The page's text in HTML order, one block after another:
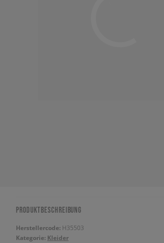
PRODUKTBESCHREIBUNG
Herstellercode: H35503
Kategorie: Kleider